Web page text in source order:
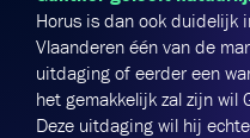
Horus is dan ook duidelijk
Vlaanderen één van de
uitdaging of eerder een
het gemakkelijk zal zijn wil
Deze uitdaging wil hij